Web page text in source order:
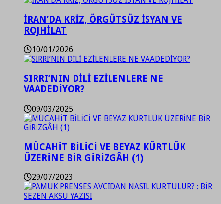
İRAN’DA KRİZ, ÖRGÜTSÜZ İSYAN VE
ROJHİLAT
10/01/2026
SIRRI’NIN DİLİ EZİLENLERE NE
VAADEDİYOR?
09/03/2025
MÜCAHİT BİLİCİ VE BEYAZ KÜRTLÜK
ÜZERİNE BİR GİRİZGÂH (1)
29/07/2023